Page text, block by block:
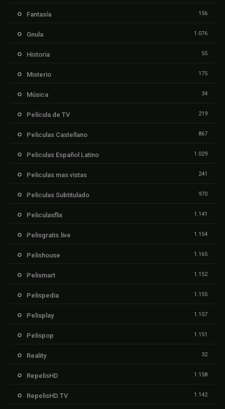
Fantasía 156
Gnula 1.076
Historia 55
Misterio 175
Música 34
Película de TV 219
Peliculas Castellano 867
Peliculas Español Latino 1.029
Peliculas mas vistas 241
Peliculas Subtitulado 970
Peliculasflix 1.141
Pelisgratis.live 1.154
Pelishouse 1.165
Pelismart 1.152
Pelispedia 1.155
Pelisplay 1.157
Pelispop 1.151
Reality 32
RepelisHD 1.158
RepelisHD.TV 1.142